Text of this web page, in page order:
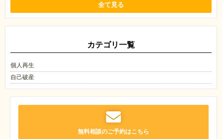
全て見る
カテゴリ一覧
個人再生
自己破産
無料相談のご予約はこちら